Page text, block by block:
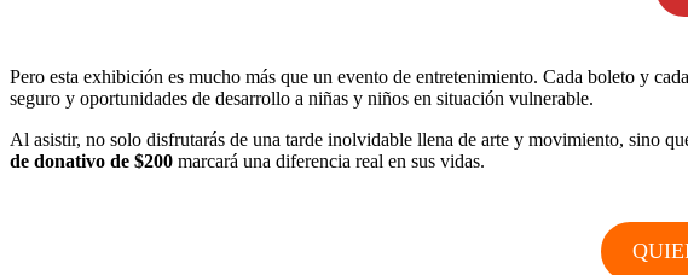
Pero esta exhibición es mucho más que un evento de entretenimiento. Cada boleto y
seguro y oportunidades de desarrollo a niñas y niños en situación vulnerable.
Al asistir, no solo disfrutarás de una tarde inolvidable llena de arte y movimiento, sino
de donativo de $200 marcará una diferencia real en sus vidas.